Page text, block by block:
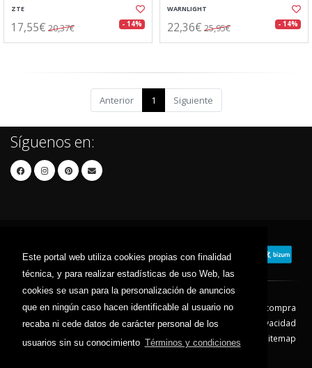
Este portal web utiliza cookies propias con finalidad
técnica, y para realizar estadísticas de uso Web, las
cookies se usan para la personalización de anuncios
que en ningún caso hacen identificable al usuario no
recaba ni cede datos de carácter personal de los
usuarios sin su conocimiento Términos y condiciones
ZTE
17,55€ 20,37€ - 14%
WARNLIGHT
22,36€ 25,95€ - 14%
Anterior 1 Siguiente
Síguenos en:
Contacto Aviso Legal
Condiciones de compra
Política de envíos
Política de devolución
Política de Privacidad
Política de Cookies
Sitemap